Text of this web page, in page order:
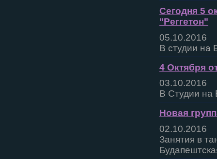
Сегодня 5
"Реггетон"
05.10.2016
В студии на
4 Октября
03.10.2016
В Студии на
Новая
02.10.2016
Занятия в